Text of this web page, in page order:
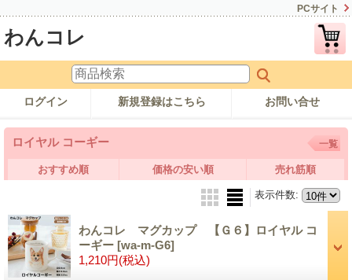
PCサイト
わんコレ
ログイン 新規登録はこちら お問い合せ
ロイヤル コーギー 一覧
おすすめ順 価格の安い順 売れ筋順
表示件数:
わんコレ マグカップ 【Ｇ６】ロイヤル コ
ーギー [wa-m-G6]
1,210円(税込)